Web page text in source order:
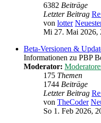
6382 Beiträge
Letzter Beitrag
von lotter
Mi 27. Mai 2026,
Beta-Versionen &
Informationen zu PBP
Moderator:
175 Themen
1744 Beiträge
Letzter Beitrag
von TheCoder
So 1. Feb 2026,